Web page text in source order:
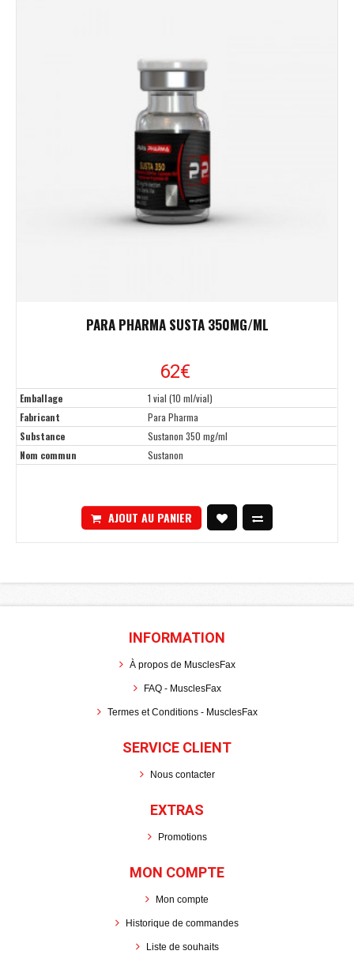
PARA PHARMA SUSTA 350MG/ML
62€
Emballage
1 vial (10 ml/vial)
Fabricant
Para Pharma
Substance
Sustanon 350 mg/ml
Nom commun
Sustanon
AJOUT AU PANIER
INFORMATION
À propos de MusclesFax
FAQ - MusclesFax
Termes et Conditions - MusclesFax
SERVICE CLIENT
Nous contacter
EXTRAS
Promotions
MON COMPTE
Mon compte
Historique de commandes
Liste de souhaits